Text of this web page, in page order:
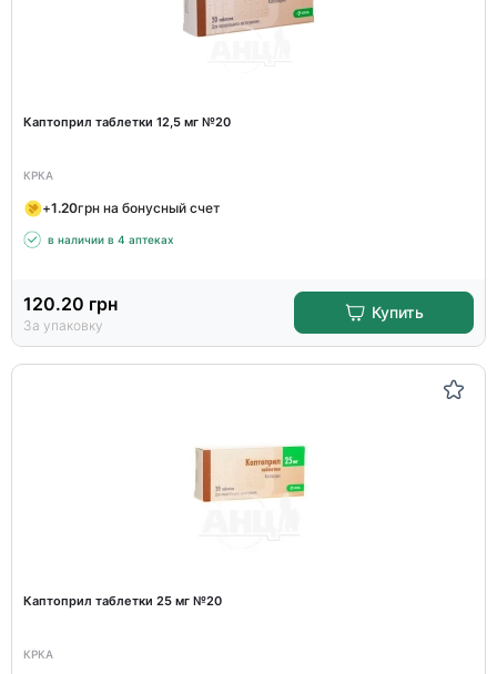
Каптоприл таблетки 12,5 мг №20
КРКА
+1.20грн на бонусный счет
в наличии в 4 аптеках
120.20 грн
За упаковку
Купить
Каптоприл таблетки 25 мг №20
КРКА